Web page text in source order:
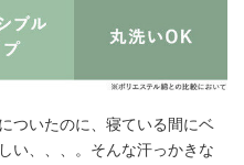
ついたのに、寝ている間にベ
い、、、。そんな汗っかきな